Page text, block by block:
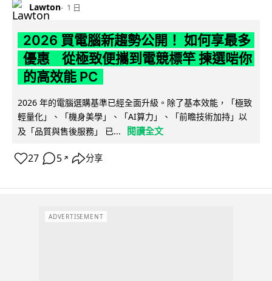
Lawton 1 日
2026 買電腦新趨勢公開！ 如何享最多
優惠 從極致便攜到電競標竿 揀選啱你
的高效能 PC
2026 年的電腦選購基準已經全面升級。除了基本效能，「極致
輕量化」、「機身美學」、「AI算力」、「前瞻技術加持」以
及「品質與售後服務」 已...
閱讀全文
27 5 ↗ 分享
ADVERTISEMENT